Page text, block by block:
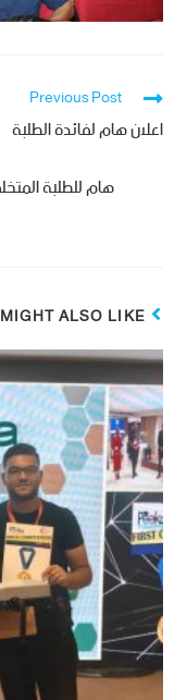
Previous Post
اعلان هام لفائدة الطلبة
هام للطلبة
ALSO LIKE